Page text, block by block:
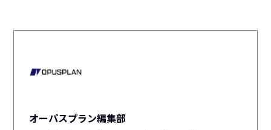
オーパスプラン編集部